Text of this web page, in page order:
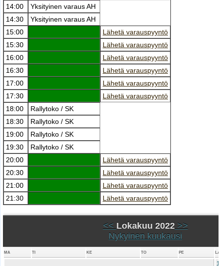
14:00
Yksityinen varaus AH
14:30
Yksityinen varaus AH
15:00
Lähetä varauspyyntö
15:30
Lähetä varauspyyntö
16:00
Lähetä varauspyyntö
16:30
Lähetä varauspyyntö
17:00
Lähetä varauspyyntö
17:30
Lähetä varauspyyntö
18:00
Rallytoko / SK
18:30
Rallytoko / SK
19:00
Rallytoko / SK
19:30
Rallytoko / SK
20:00
Lähetä varauspyyntö
20:30
Lähetä varauspyyntö
21:00
Lähetä varauspyyntö
21:30
Lähetä varauspyyntö
<< Lokakuu 2022>>
Nykyinen kuukausi
MA TI KE TO PE LA
1